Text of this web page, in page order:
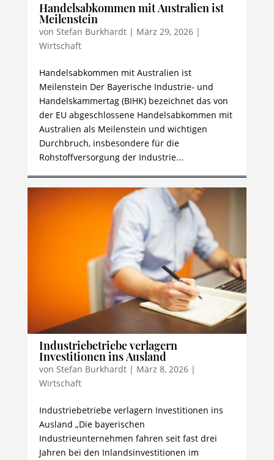
Handelsabkommen mit Australien ist
Meilenstein
von Stefan Burkhardt| März 29, 2026|
Wirtschaft
Handelsabkommen mit Australien ist
Meilenstein Der Bayerische Industrie- und
Handelskammertag (BIHK) bezeichnet das von
der EU abgeschlossene Handelsabkommen mit
Australien als Meilenstein und wichtigen
Durchbruch, insbesondere für die
Rohstoffversorgung der Industrie...
Industriebetriebe verlagern
Investitionen ins Ausland
von Stefan Burkhardt| März 8, 2026|
Wirtschaft
Industriebetriebe verlagern Investitionen ins
Ausland „Die bayerischen
Industrieunternehmen fahren seit fast drei
Jahren bei den Inlandsinvestitionen im